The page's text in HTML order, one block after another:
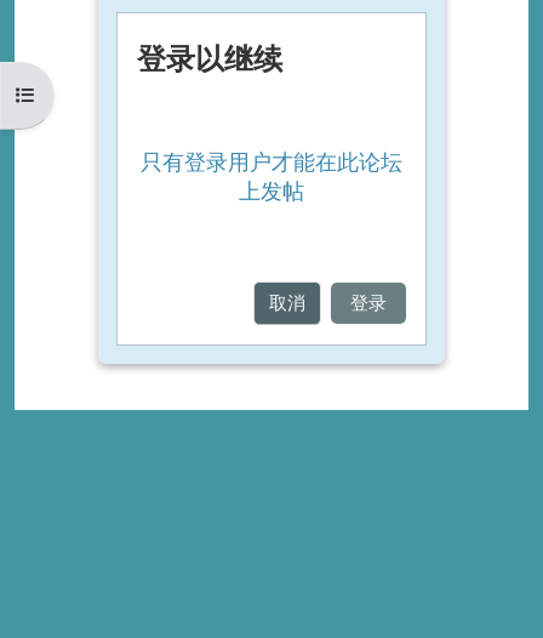
打开课程索引
登录以继续
只有登录用户才能在此论坛
上发帖
取消 登录